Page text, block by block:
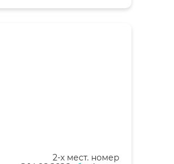
2-x мест. номер